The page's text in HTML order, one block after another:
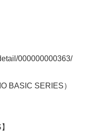
000000000363/
BASIC SERIES）